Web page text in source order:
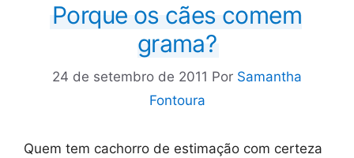
Porque os cães comem
grama?
24 de setembro de 2011 Por Samantha
Fontoura
Quem tem cachorro de estimação com certeza